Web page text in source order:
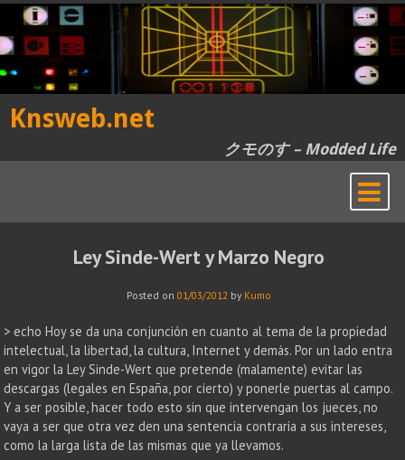
to
content
Knsweb.net
クモのす – Modded Life
Ley Sinde-Wert y Marzo Negro
Posted on 01/03/2012 by Kumo
> echo Hoy se da una conjunción en cuanto al tema de la propiedad
intelectual, la libertad, la cultura, Internet y demás. Por un lado entra
en vigor la Ley Sinde-Wert que pretende (malamente) evitar las
descargas (legales en España, por cierto) y ponerle puertas al campo.
Y a ser posible, hacer todo esto sin que intervengan los jueces, no
vaya a ser que otra vez den una sentencia contraria a sus intereses,
como la larga lista de las mismas que ya llevamos.